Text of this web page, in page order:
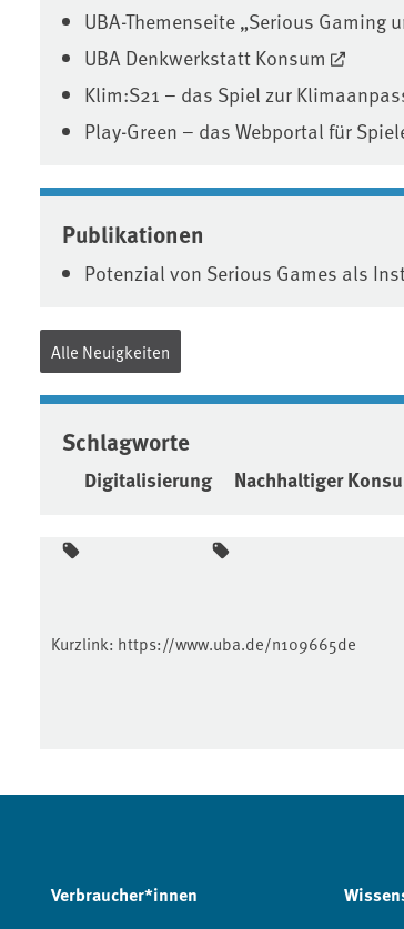
UBA-Themenseite „Serious Gaming
UBA Denkwerkstatt Konsum
Klim:S21 – das Spiel zur
Play-Green – das Webportal für
Publikationen
Potenzial von Serious Games als
Alle Neuigkeiten
Schlagworte
Digitalisierung Nachhaltiger
Kurzlink: https://www.uba.de/n109665de
Verbraucher*innen